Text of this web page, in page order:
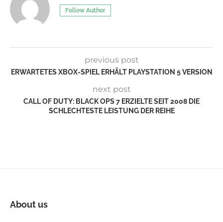
Follow Author
previous post
ERWARTETES XBOX-SPIEL ERHÄLT PLAYSTATION 5 VERSION
next post
CALL OF DUTY: BLACK OPS 7 ERZIELTE SEIT 2008 DIE
SCHLECHTESTE LEISTUNG DER REIHE
About us